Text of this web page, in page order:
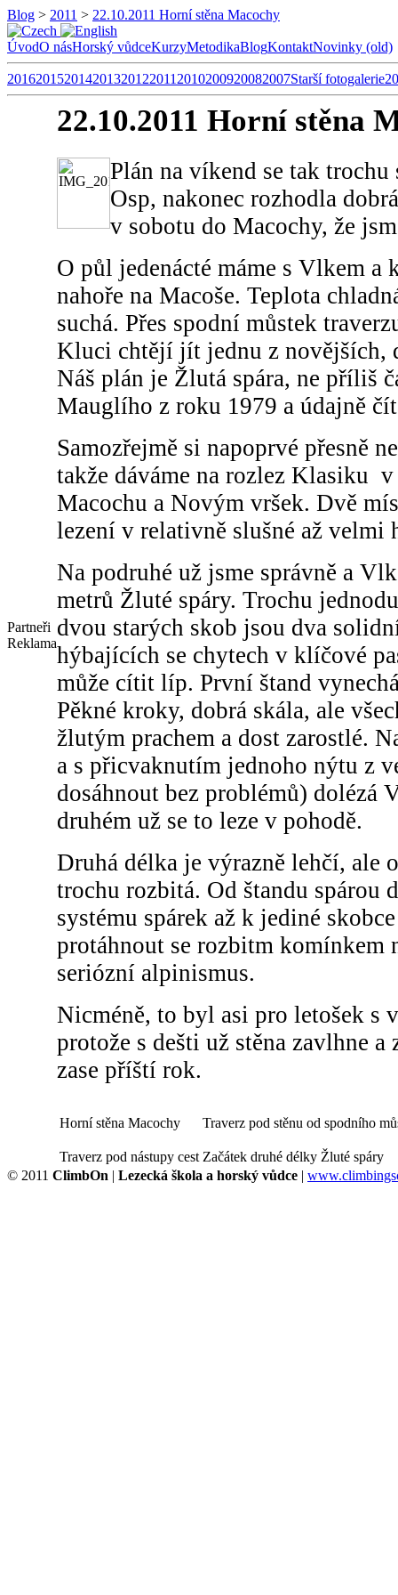
Blog > 2011 > 22.10.2011 Horní stěna Macochy
ÚvodO násHorský vůdceKurzyMetodikaBlogKontaktNovinky (old)
201620152014201320122011 2010200920082007Starší fotogalerie
Partneři
Reklama
22.10.2011 Horní stěna
Plán na víkend se tak
Osp, nakonec rozhodla
v sobotu do Macochy, že
O půl jedenácté máme s Vlkem a
nahoře na Macoše. Teplota
suchá. Přes spodní můstek
Kluci chtějí jít jednu z novějších,
Náš plán je Žlutá spára, ne příliš
Mauglího z roku 1979 a údajně
Samozřejmě si napoprvé přesně
takže dáváme na rozlez Klasiku
Macochu a Novým vršek. Dvě
lezení v relativně slušné až velmi
Na podruhé už jsme správně a
metrů Žluté spáry. Trochu
dvou starých skob jsou dva
hýbajících se chytech v klíčové
může cítit líp. První štand
Pěkné kroky, dobrá skála, ale
žlutým prachem a dost zarostlé.
a s přicvaknutím jednoho nýtu z
dosáhnout bez problémů) dolézá
druhém už se to leze v pohodě.
Druhá délka je výrazně lehčí, ale
trochu rozbitá. Od štandu spárou
systému spárek až k jediné
protáhnout se rozbitm komínkem
seriózní alpinismus.
Nicméně, to byl asi pro letošek s
protože s dešti už stěna zavlhne a
zase příští rok.
Horní stěna Macochy Traverz pod stěnu od spodního
Traverz pod nástupy cest Začátek druhé délky Žluté spáry
© 2011 ClimbOn | Lezecká škola a horský vůdce |